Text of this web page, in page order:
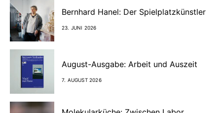
Bernhard Hanel: Der Spielplatzkünstler
23. JUNI 2026
August-Ausgabe: Arbeit und Auszeit
7. AUGUST 2026